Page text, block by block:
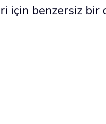
için benzersiz